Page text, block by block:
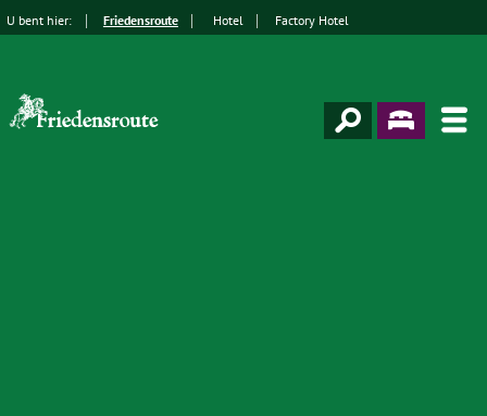
U bent hier: Friedensroute Hotel Factory Hotel